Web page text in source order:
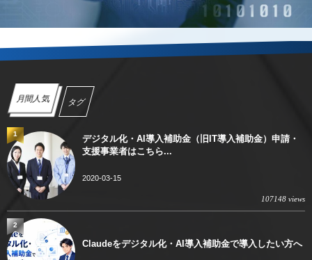
月間人気 タグ
デジタル化・AI導入補助金（旧IT導入補助金）申請・
支援事業者はこちら...
2020-03-15
107148 views
1
Claudeをデジタル化・AI導入補助金で導入したい方へ
2